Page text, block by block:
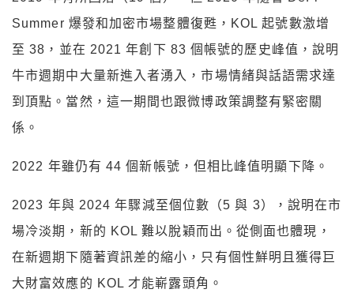
Summer 爆發和加密市場整體復甦，KOL 起號數激增
至 38，並在 2021 年創下 83 個帳號的歷史峰值，說明
牛市週期中大量新進入者湧入，市場情緒與話語需求達
到頂點。當然，這一期間也跟微博政策調整有緊密關
係。
2022 年雖仍有 44 個新帳號，但相比峰值明顯下降。
2023 年與 2024 年驟減至個位數（5 與 3），說明在市
場冷淡期，新的 KOL 難以脫穎而出。從側面也體現，
在新週期下隨著資訊差的縮小，只有個性鮮明且獲得巨
大財富效應的 KOL 才能嶄露頭角。